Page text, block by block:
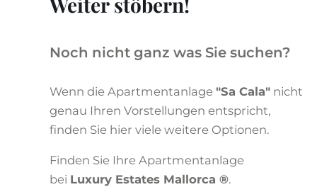
Noch nicht ganz was Sie suchen?
Wenn die Apartmentanlage "Sa Cala" nicht
genau Ihren Vorstellungen entspricht,
finden Sie hier viele weitere Optionen.
Finden Sie Ihre Apartmentanlage
bei Luxury Estates Mallorca ®.